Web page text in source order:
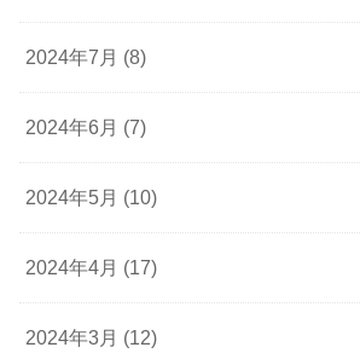
2024年7月 (8)
2024年6月 (7)
2024年5月 (10)
2024年4月 (17)
2024年3月 (12)